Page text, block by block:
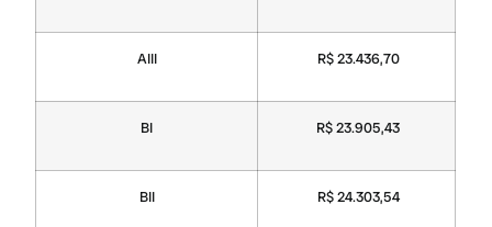
AIII R$ 23.436,70
BI R$ 23.905,43
BII R$ 24.303,54